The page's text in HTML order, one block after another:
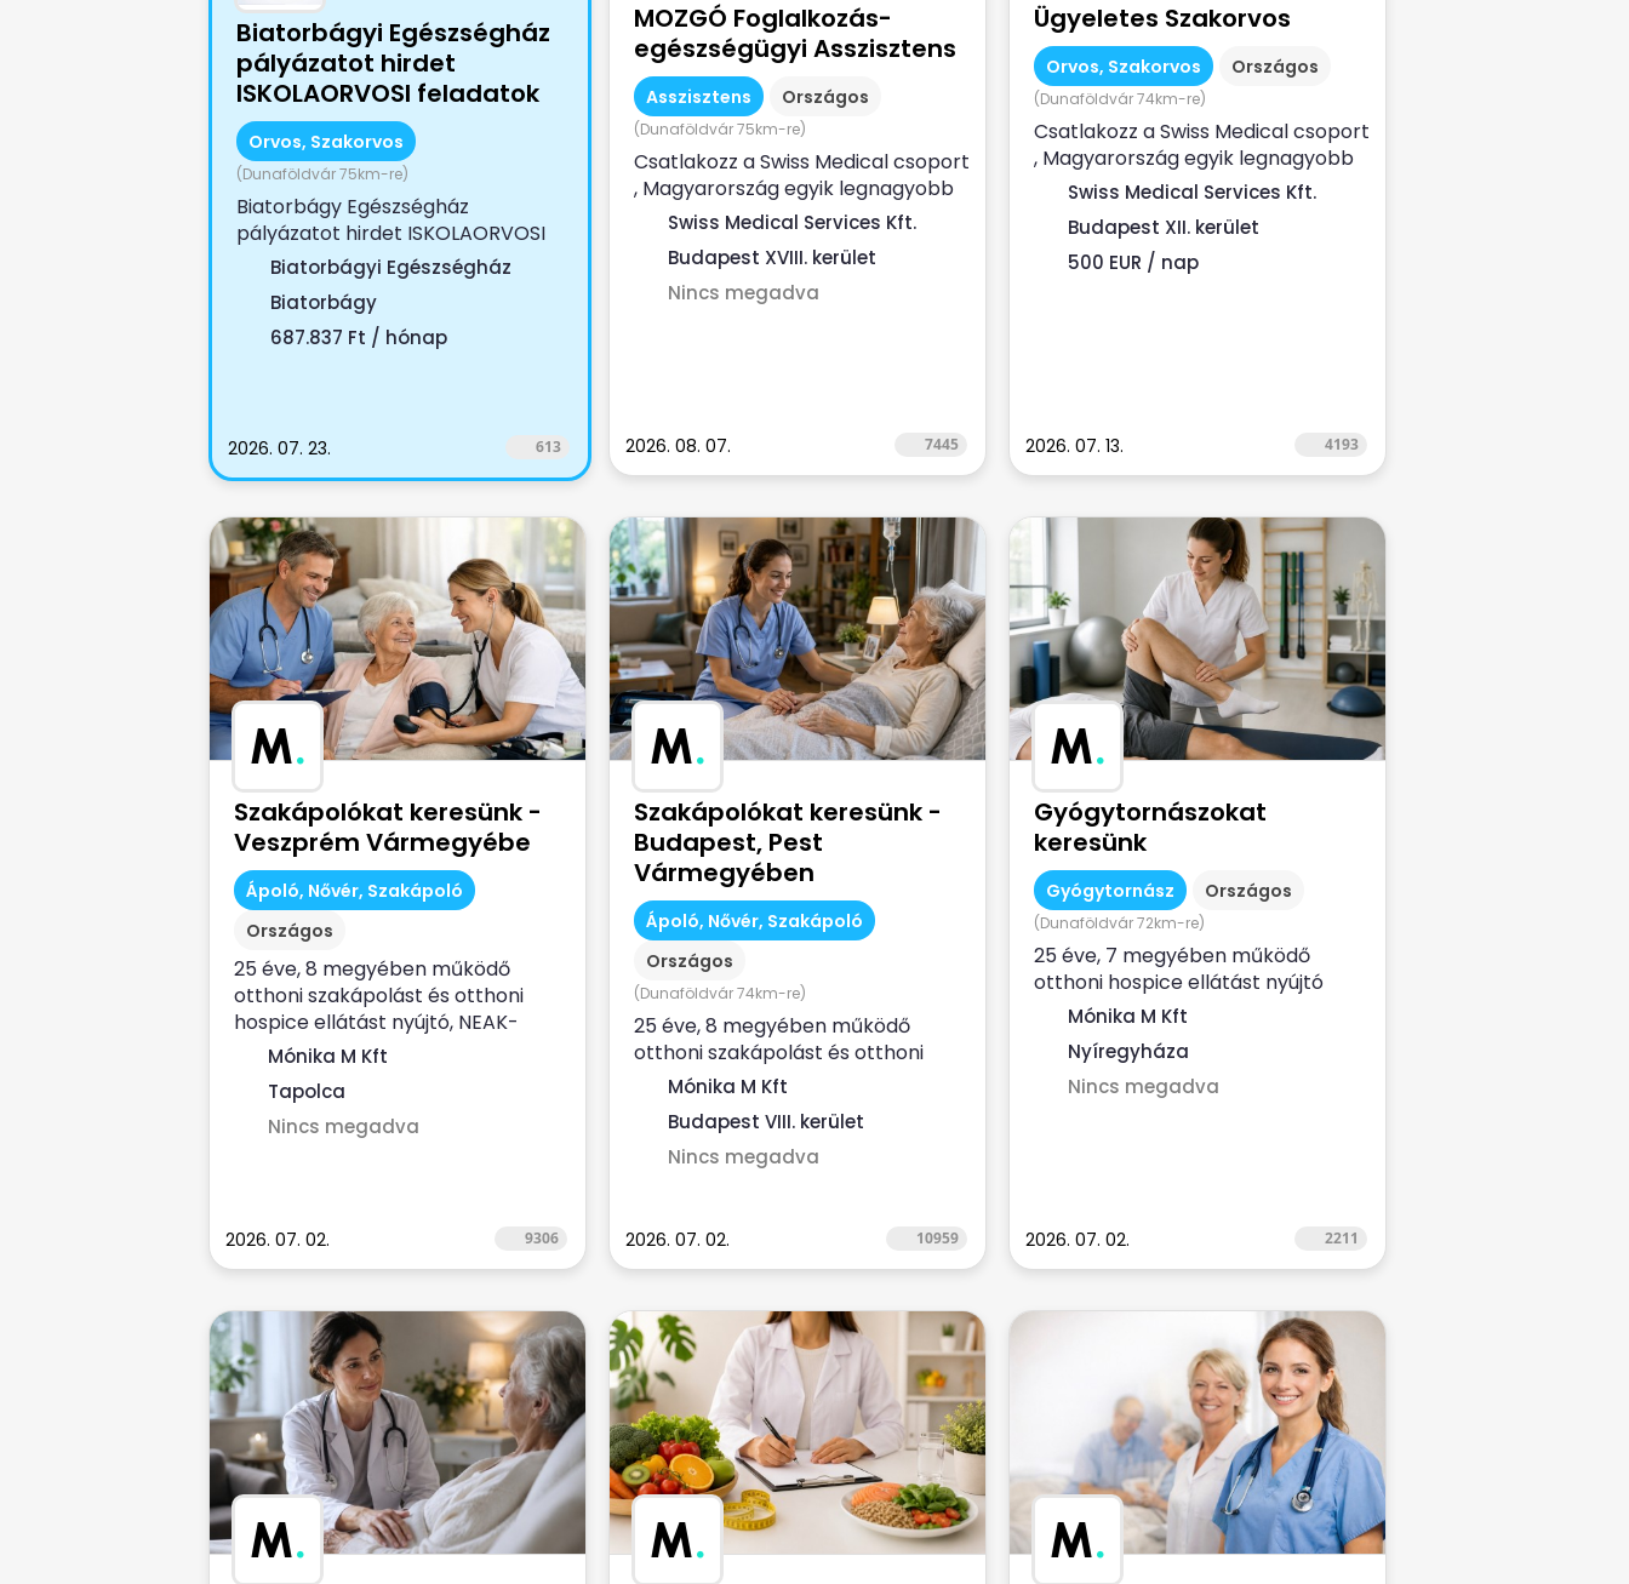
Biatorbágyi Egészségház
pályázatot hirdet
ISKOLAORVOSI feladatok
ellátására
Orvos, Szakorvos
(Dunaföldvár 75km-re)
Biatorbágy Egészségház
pályázatot hirdet ISKOLAORVOSI
feladatok ellátására Jogviszony
Biatorbágyi Egészségház
Biatorbágy
687.837 Ft / hónap
2026. 07. 23. 613
MOZGÓ Foglalkozás-
egészségügyi Asszisztens
Asszisztens Országos
(Dunaföldvár 75km-re)
Csatlakozz a Swiss Medical csoport
, Magyarország egyik legnagyobb
magán-egészségügyi
Swiss Medical Services Kft.
Budapest XVIII. kerület
Nincs megadva
2026. 08. 07. 7445
Ügyeletes Szakorvos
Orvos, Szakorvos Országos
(Dunaföldvár 74km-re)
Csatlakozz a Swiss Medical csoport
, Magyarország egyik legnagyobb
magán-egészségügyi
Swiss Medical Services Kft.
Budapest XII. kerület
500 EUR / nap
2026. 07. 13. 4193
M.
Szakápolókat keresünk -
Veszprém Vármegyébe
Ápoló, Nővér, Szakápoló
Országos
25 éve, 8 megyében működő
otthoni szakápolást és otthoni
hospice ellátást nyújtó, NEAK-
finanszírozott...
Mónika M Kft
Tapolca
Nincs megadva
2026. 07. 02. 9306
M.
Szakápolókat keresünk -
Budapest, Pest
Vármegyében
Ápoló, Nővér, Szakápoló
Országos
(Dunaföldvár 74km-re)
25 éve, 8 megyében működő
otthoni szakápolást és otthoni
hospice ellátást nyújtó, NEAK-
Mónika M Kft
Budapest VIII. kerület
Nincs megadva
2026. 07. 02. 10959
M.
Gyógytornászokat
keresünk
Gyógytornász Országos
(Dunaföldvár 72km-re)
25 éve, 7 megyében működő
otthoni hospice ellátást nyújtó
NEAK - finanszírozott egésszégügyi
szolgálat...
Mónika M Kft
Nyíregyháza
Nincs megadva
2026. 07. 02. 2211
M. M. M.